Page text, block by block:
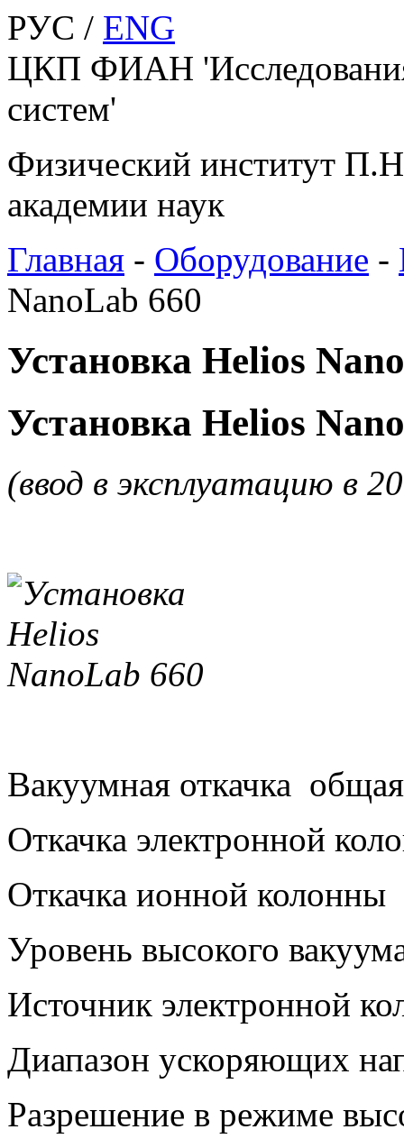
РУС / ENG
ЦКП ФИАН
систем'
Физический институт
академии наук
Главная - Оборудование -
NanoLab 660
Установка Helios
Установка Helios
(ввод в эксплуатацию в
Вакуумная откачка
Откачка электронной
Откачка ионной
Уровень высокого
Источник электронной
Диапазон
Разрешение в режиме